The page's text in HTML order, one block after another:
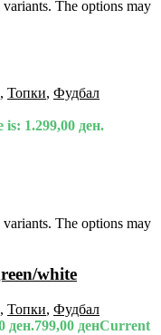
The options may
, Топки, Фудбал
1.299,00 ден.
The options may
white
, Топки, Фудбал
ден.799,00 денCurrent